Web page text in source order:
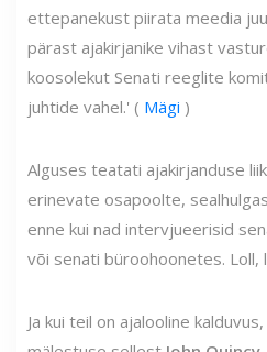
ettepanekust piirata meedia
pärast ajakirjanike vihast
koosolekut Senati reeglite
juhtide vahel.' ( Mägi )
Alguses teatati ajakirjanduse
erinevate osapoolte,
enne kui nad intervjueerisid
või senati büroohoonetes. Loll,
Ja kui teil on ajalooline